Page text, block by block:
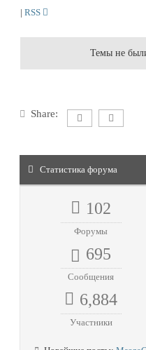
| RSS
Темы не
Share:
Статистика форума
102
Форумы
695
Сообщения
6,884
Участники